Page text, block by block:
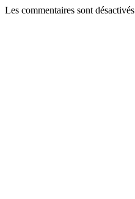
Les commentaires sont désactivés